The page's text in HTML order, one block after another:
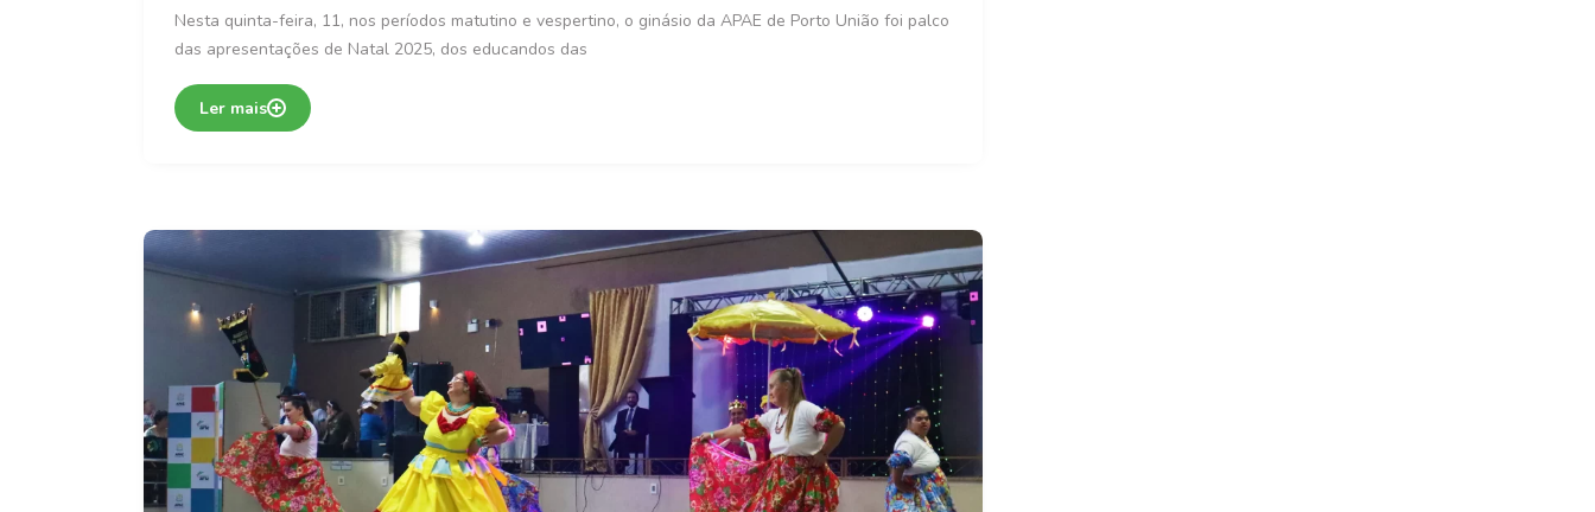
Nesta quinta-feira, 11, nos períodos matutino e vespertino, o ginásio da APAE de Porto União foi palco
das apresentações de Natal 2025, dos educandos das
Ler mais